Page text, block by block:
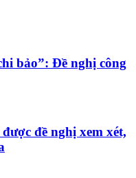
bảo”: Đề nghị công
đề nghị xem xét,